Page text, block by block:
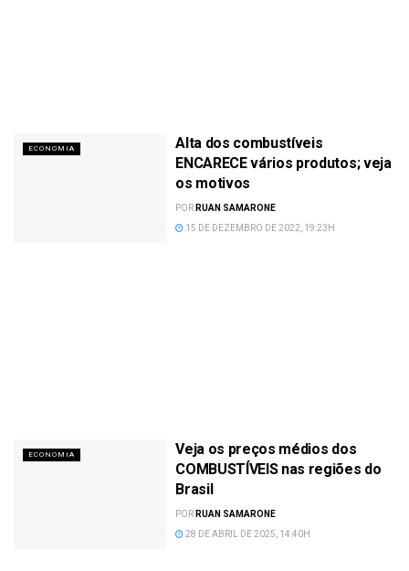
ECONOMIA
Alta dos combustíveis
ENCARECE vários produtos; veja
os motivos
POR RUAN SAMARONE
15 DE DEZEMBRO DE 2022, 19:23H
ECONOMIA
Veja os preços médios dos
COMBUSTÍVEIS nas regiões do
Brasil
POR RUAN SAMARONE
28 DE ABRIL DE 2025, 14:40H